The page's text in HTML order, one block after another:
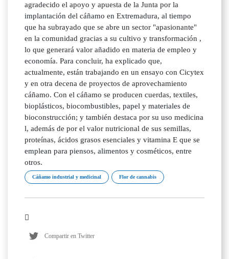
agradecido el apoyo y apuesta de la Junta por la
implantación del cáñamo en Extremadura, al tiempo
que ha subrayado que se abre un sector "apasionante"
en la comunidad gracias a su cultivo y transformación ,
lo que generará valor añadido en materia de empleo y
economía. Para concluir, ha explicado que,
actualmente, están trabajando en un ensayo con Cicytex
y en otra decena de proyectos de aprovechamiento
cáñamo. Con el cáñamo se producen cuerdas, textiles,
bioplásticos, biocombustibles, papel y materiales de
bioconstrucción; y también destaca por su uso medicina
l, además de por el valor nutricional de sus semillas,
proteínas, ácidos grasos esenciales y vitamina E que se
emplean para piensos, alimentos y cosméticos, entre
otros.
Cáñamo industrial y medicinal Flor de cannabis
Compartir en Twitter